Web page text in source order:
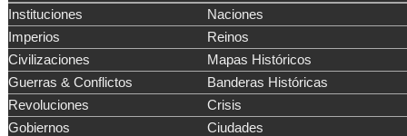
Instituciones
Naciones
Imperios
Reinos
Civilizaciones
Mapas Históricos
Guerras & Conflictos
Banderas Históricas
Revoluciones
Crisis
Gobiernos
Ciudades